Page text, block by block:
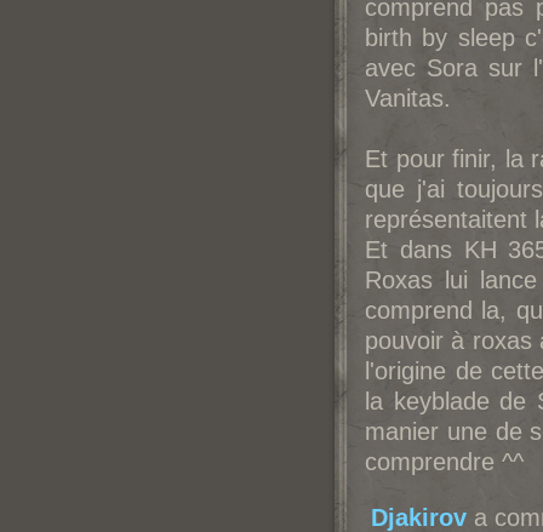
comprend pas
birth by sleep
avec Sora sur
Vanitas.
Et pour finir, la
que j'ai
représentaitent
Et dans KH
Roxas lui
comprend la,
pouvoir à roxas
l'origine de
la keyblade de
manier une de
comprendre ^^
Djakirov a